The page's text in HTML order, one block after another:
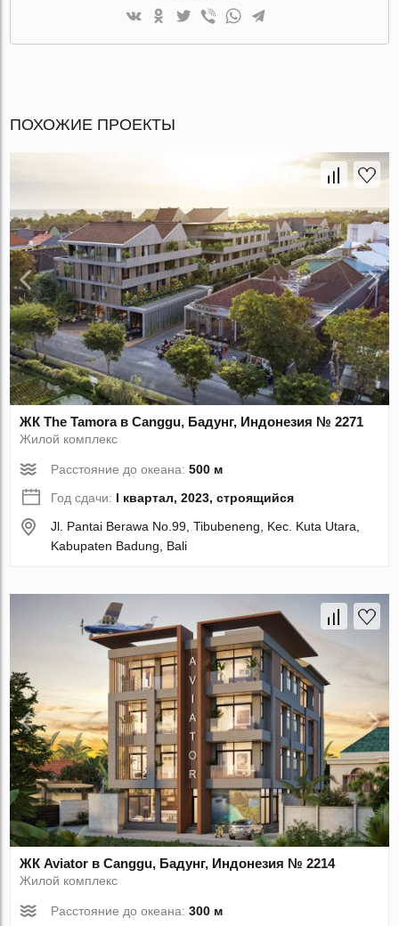
ПОХОЖИЕ ПРОЕКТЫ
ЖК The Tamora в Canggu, Бадунг, Индонезия № 2271
Жилой комплекс
Расстояние до океана:500 м
Год сдачи: I квартал, 2023, строящийся
Jl. Pantai Berawa No.99, Tibubeneng, Kec. Kuta Utara,
Kabupaten Badung, Bali
ЖК Aviator в Canggu, Бадунг, Индонезия № 2214
Жилой комплекс
Расстояние до океана:300 м